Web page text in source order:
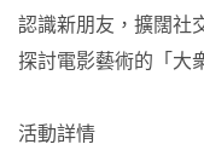
認識新朋友，擴闊社
探討電影藝術的「大
活動詳情